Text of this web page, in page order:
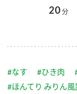
ふりかけ
つゆ
納豆のサイト
ミツ
環境
お客様相談
20分
#なす #ひき肉
#ほんてり みりん